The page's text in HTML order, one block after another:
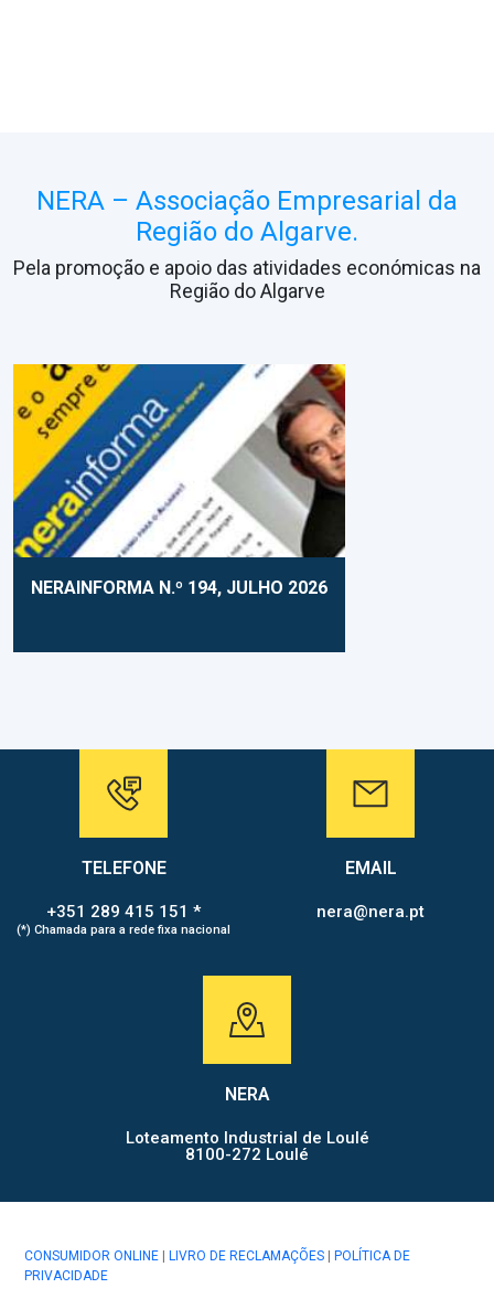
NERA – Associação Empresarial da
Região do Algarve.
Pela promoção e apoio das atividades económicas na
Região do Algarve
NERAINFORMA N.º 194, JULHO 2026
TELEFONE
+351 289 415 151 *
(*) Chamada para a rede fixa nacional
EMAIL
nera@nera.pt
NERA
Loteamento Industrial de Loulé
8100-272 Loulé
CONSUMIDOR ONLINE LIVRO DE RECLAMAÇÕES
POLÍTICA DE
PRIVACIDADE